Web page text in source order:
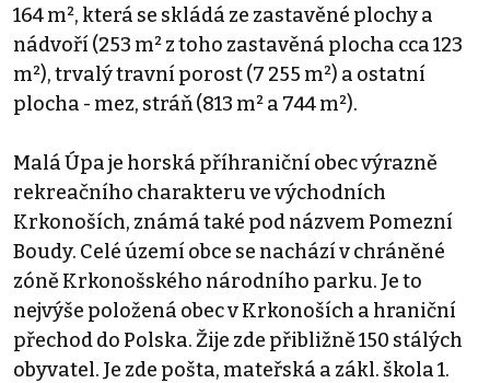
164 m², která se skládá ze zastavěné plochy a
nádvoří (253 m² z toho zastavěná plocha cca 123
m²), trvalý travní porost (7 255 m²) a ostatní
plocha - mez, stráň (813 m² a 744 m²).
Malá Úpa je horská příhraniční obec výrazně
rekreačního charakteru ve východních
Krkonoších, známá také pod názvem Pomezní
Boudy. Celé území obce se nachází v chráněné
zóně Krkonošského národního parku. Je to
nejvýše položená obec v Krkonoších a hraniční
přechod do Polska. Žije zde přibližně 150 stálých
obyvatel. Je zde pošta, mateřská a zákl. škola 1.